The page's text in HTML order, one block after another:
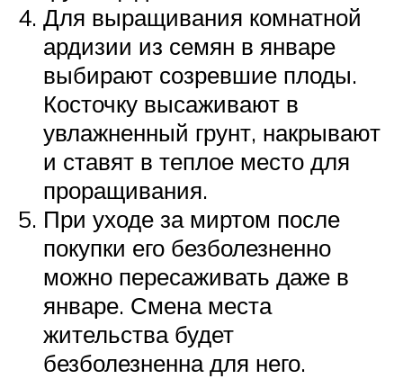
Для выращивания комнатной
ардизии из семян в январе
выбирают созревшие плоды.
Косточку высаживают в
увлажненный грунт, накрывают
и ставят в теплое место для
проращивания.
При уходе за миртом после
покупки его безболезненно
можно пересаживать даже в
январе. Смена места
жительства будет
безболезненна для него.